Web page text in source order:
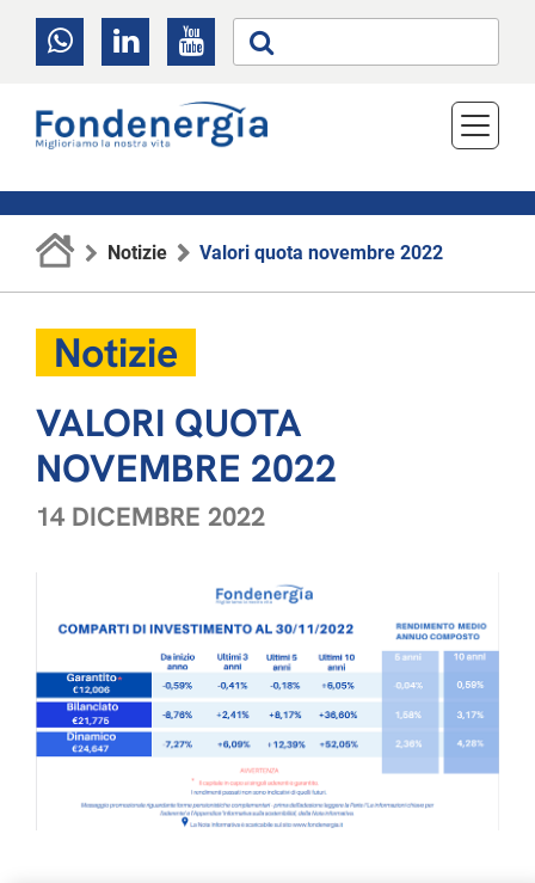
Notizie Valori quota novembre 2022
Notizie
VALORI QUOTA
NOVEMBRE 2022
14 DICEMBRE 2022